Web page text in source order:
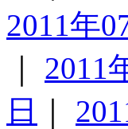
2011年
2011
日